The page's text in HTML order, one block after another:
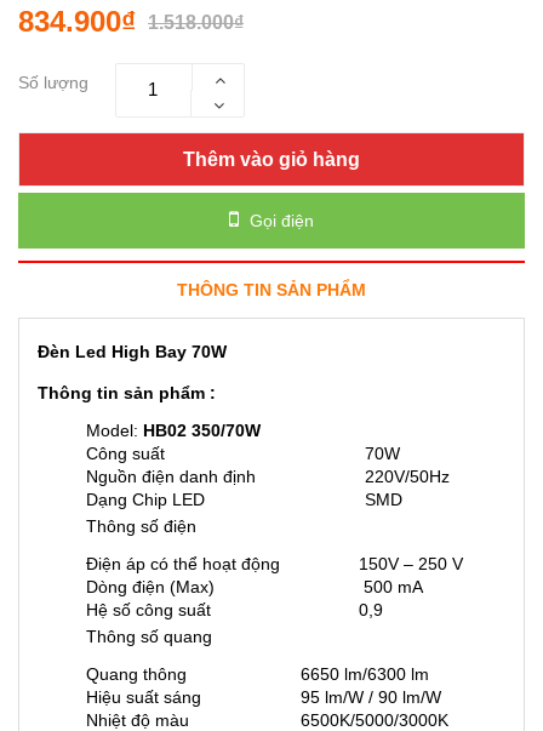
834.900₫ 1.518.000₫
Số lượng
Thêm vào giỏ hàng
Gọi điện
THÔNG TIN SẢN PHẨM
Đèn Led High Bay 70W
Thông tin sản phẩm :
Model: HB02 350/70W
Công suất
70W
Nguồn điện danh định
220V/50Hz
Dạng Chip LED
SMD
Thông số điện
Điện áp có thể hoạt động
150V – 250 V
Dòng điện (Max)
500 mA
Hệ số công suất
0,9
Thông số quang
Quang thông
6650 lm/6300 lm
Hiệu suất sáng
95 lm/W / 90 lm/W
Nhiệt độ màu
6500K/5000/3000K